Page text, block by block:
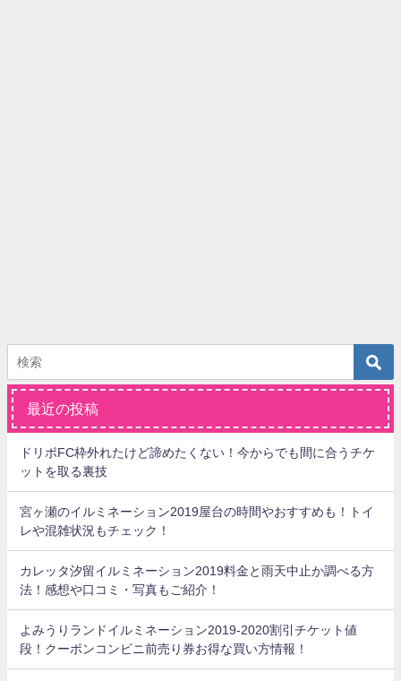
最近の投稿
ドリボFC枠外れたけど諦めたくない！今からでも間に合うチケ
ットを取る裏技
宮ヶ瀬のイルミネーション2019屋台の時間やおすすめも！トイ
レや混雑状況もチェック！
カレッタ汐留イルミネーション2019料金と雨天中止か調べる方
法！感想や口コミ・写真もご紹介！
よみうりランドイルミネーション2019-2020割引チケット値
段！クーポンコンビニ前売り券お得な買い方情報！